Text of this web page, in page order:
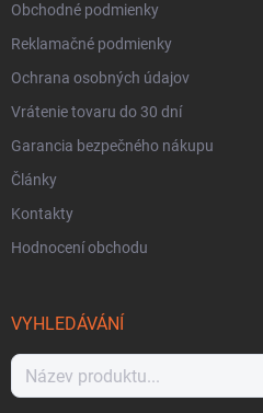
Obchodné podmienky
Reklamačné podmienky
Ochrana osobných údajov
Vrátenie tovaru do 30 dní
Garancia bezpečného nákupu
Články
Kontakty
Hodnocení obchodu
VYHLEDÁVÁNÍ